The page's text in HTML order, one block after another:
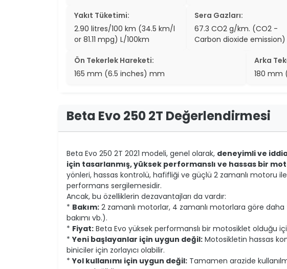
Yakıt Tüketimi:
2.90 litres/100 km (34.5 km/l
or 81.11 mpg) L/100km
Sera Gazları:
67.3 CO2 g/km. (CO2 -
Carbon dioxide emission)
Ön Tekerlek Hareketi:
165 mm (6.5 inches) mm
Arka
180 mm
Beta Evo 250 2T Değerlendirmesi
Beta Evo 250 2T 2021 modeli, genel olarak, deneyimli ve
için tasarlanmış, yüksek performanslı ve hassas bir
yönleri, hassas kontrolü, hafifliği ve güçlü 2 zamanlı motoru
performans sergilemesidir.
Ancak, bu özelliklerin dezavantajları da vardır:
* Bakım: 2 zamanlı motorlar, 4 zamanlı motorlara göre daha
bakımı vb.).
* Fiyat: Beta Evo yüksek performanslı bir motosiklet olduğu
*Yeni başlayanlar için uygun değil: Motosikletin hassas
biniciler için zorlayıcı olabilir.
*Yol kullanımı için uygun değil: Tamamen arazide